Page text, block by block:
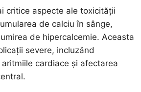
critice aspecte ale toxicității
de calciu în sânge,
de hipercalcemie. Aceasta
severe, incluzând
cardiace și afectarea